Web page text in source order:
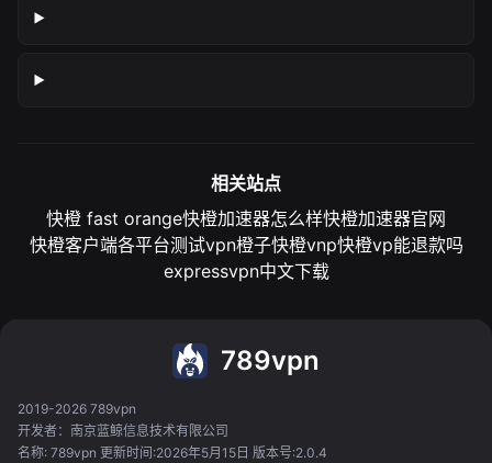
相关站点
快橙 fast orange快橙加速器怎么样快橙加速器官网
快橙客户端各平台测试vpn橙子快橙vnp快橙vp能退款吗
expressvpn中文下载
789vpn
2019-2026 789vpn
开发者：南京蓝鲸信息技术有限公司
名称: 789vpn 更新时间:2026年5月15日 版本号:2.0.4